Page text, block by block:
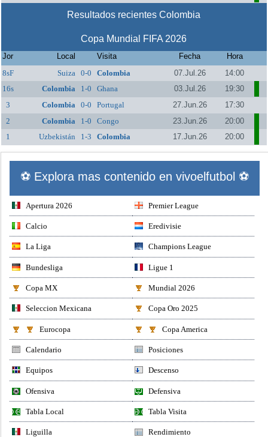
Resultados recientes Colombia
Copa Mundial FIFA 2026
Jor Local Visita Fecha
Hora
8sF
Suiza 0-0 Colombia 07.Jul.26
14:00
16s
Colombia 1-0 Ghana 03.Jul.26
19:30
3
Colombia 0-0 Portugal 27.Jun.26
17:30
2
Colombia 1-0 Congo 23.Jun.26
20:00
1
Uzbekistán 1-3 Colombia 17.Jun.26 20:00
⚽ Explora mas contenido en vivoelfutbol ⚽
Apertura 2026 Premier League
Calcio Eredivisie
La Liga Champions League
Bundesliga Ligue 1
Copa MX Mundial 2026
Seleccion Mexicana Copa Oro 2025
Eurocopa Copa America
Calendario Posiciones
Equipos Descenso
Ofensiva Defensiva
Tabla Local Tabla Visita
Liguilla Rendimiento